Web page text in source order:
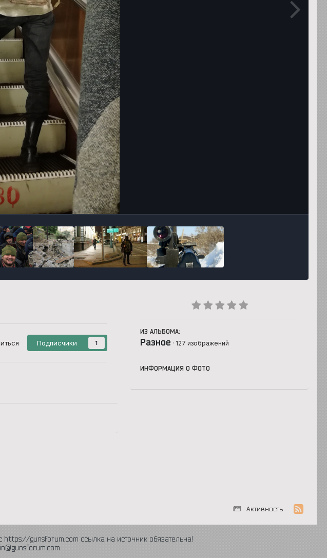
Подписчики 1
ИЗ АЛЬБОМА:
Разное · 127 изображений
ИНФОРМАЦИЯ О ФОТО
Активность
gunsforum.com ссылка на источник обязательна!